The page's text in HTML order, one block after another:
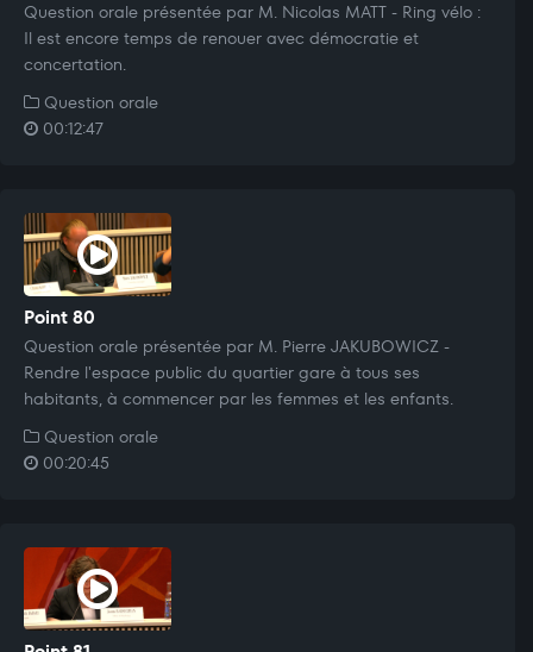
Question orale présentée par M. Nicolas MATT - Ring vélo :
Il est encore temps de renouer avec démocratie et
concertation.
Question orale
00:12:47
Point 80
Question orale présentée par M. Pierre JAKUBOWICZ -
Rendre l'espace public du quartier gare à tous ses
habitants, à commencer par les femmes et les enfants.
Question orale
00:20:45